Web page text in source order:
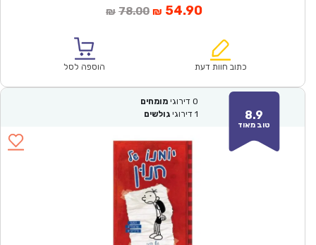
₪ 78.00המחיר
₪78.00.
₪ 54.90המחיר
הוא:
כתוב חוות דעת הוספה לסל
8.9
טוב מאוד
0 דירוגי מומחים
1 דירוגי גולשים